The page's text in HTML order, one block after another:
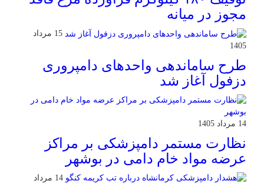
مجوز در میانه
15 مرداد
1405
طرح ساماندهی واحدهای دامپروری
دزفول آغاز شد
14 مرداد 1405
نظارت مستمر دامپزشکی بر مراکز
عرضه مواد خام دامی در بوشهر
14 مرداد